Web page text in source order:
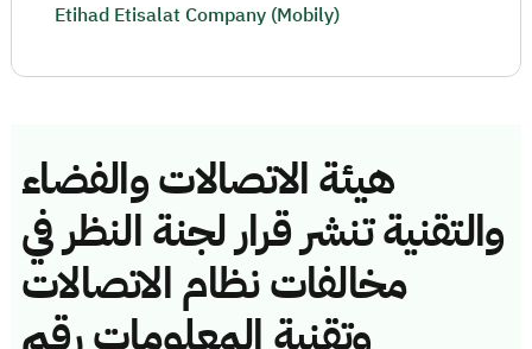
هيئة الاتصالات والفضاء
والتقنية تنشر قرار لجنة النظر في
مخالفات نظام الاتصالات
وتقنية المعلومات رقم
Etihad Etisalat Company (Mobily)